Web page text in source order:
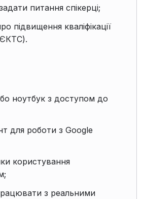
питання спікерці;
підвищення кваліфікації
ноутбук з доступом до
для роботи з Google
користування
з реальними